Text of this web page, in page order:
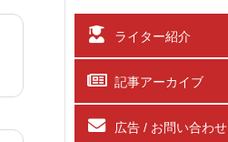
ライター紹介
記事アーカイブ
広告 / お問い合わせ